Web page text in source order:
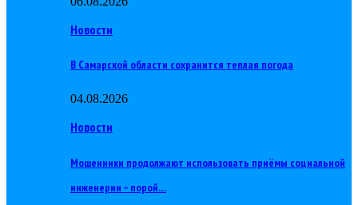
Новости
В Самарской области сохранится теплая погода
04.08.2026
Новости
Мошенники продолжают использовать приёмы социальной
инженерии – порой…